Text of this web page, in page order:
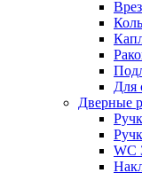
Для
Дверные
WC